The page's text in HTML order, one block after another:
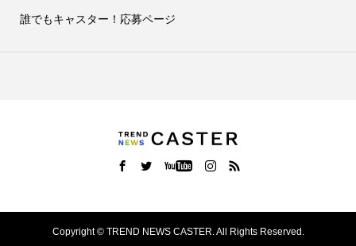
誰でもキャスター！応募ページ
Copyright ©TREND NEWS CASTER. All Rights Reserved.